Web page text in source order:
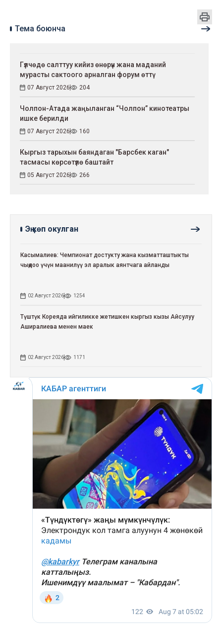
Тема боюнча
Гүлчөдө салттуу кийиз өнөрүн жана маданий
мурасты сактоого арналган форум өттү
07 Август 2026 204
Чолпон-Атада жаңыланган “Чолпон” кинотеатры
ишке берилди
07 Август 2026 160
Кыргыз тарыхын баяндаган "Барсбек каган"
тасмасы көрсөтүлө баштайт
05 Август 2026 266
Эң көп окулган
Касымалиев: Чемпионат достукту жана кызматташтыкты
чыңдоо үчүн маанилүү эл аралык аянтчага айланды
02 Август 2026 1254
Түштүк Кореяда ийгиликке жетишкен кыргыз кызы Айсулуу
Аширалиева менен маек
02 Август 2026 1171